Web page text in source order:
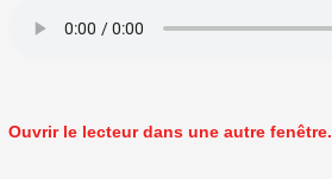
Ouvrir le lecteur dans une autre fenêtre.